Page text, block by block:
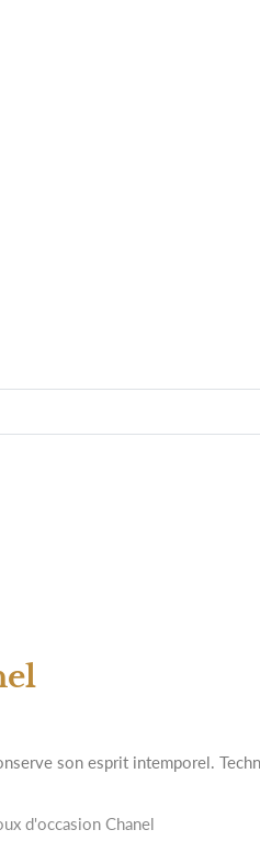
son esprit intemporel.
d'occasion Chanel